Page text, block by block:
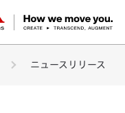
Power of Dreams
ニュースリリース